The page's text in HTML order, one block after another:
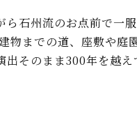
石州流のお点前で一
物までの道、座敷や庭
そのまま300年を越